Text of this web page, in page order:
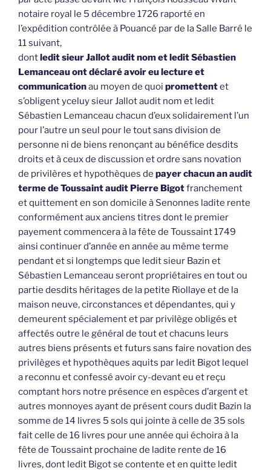
notaire royal le 5 décembre 1726 raporté en
l’expédition contrôlée à Pouancé par de la Salle Barré le
11 suivant,
dontledit sieur Jallot audit nom et ledit Sébastien
Lemanceau ont déclaré avoir eu lecture et
communicationau moyen de quoi promettentet
s’obligent yceluy sieur Jallot audit nom et ledit
Sébastien Lemanceau chacun d’eux solidairement l’un
pour l’autre un seul pour le tout sans division de
personne ni de biens renonçant au bénéfice desdits
droits et à ceux de discussion et ordre sans novation
de privilères et hypothèques de payer chacun an audit
terme de Toussaint audit Pierre Bigotfranchement
et quittement en son domicile à Senonnes ladite rente
conformément aux anciens titres dont le premier
payement commencera à la fête de Toussaint 1749
ainsi continuer d’année en année au même terme
pendant et si longtemps que ledit sieur Bazin et
Sébastien Lemanceau seront propriétaires en tout ou
partie desdits héritages de la petite Riollaye et de la
maison neuve, circonstances et dépendantes, qui y
demeurent spécialement et par privilège obligés et
affectés outre le général de tout et chacuns leurs
autres biens présents et futurs sans faire novation des
privilèges et hypothèques aquits par ledit Bigot lequel
a reconnu et confessé avoir cy-devant eu et reçu
comptant hors notre présence en espèces d’argent et
autres monnoyes ayant de présent cours dudit Bazin la
somme de 14 livres 5 sols qui jointe à celle de 35 sols
fait celle de 16 livres pour une année qui échoira à la
fête de Toussaint prochaine de ladite rente de 16
livres, dont ledit Bigot se contente et en quitte ledit